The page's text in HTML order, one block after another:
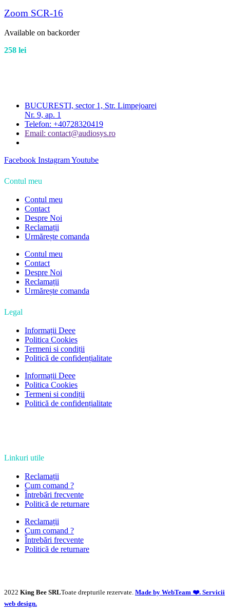
Zoom SCR-16
Available on backorder
258 lei
BUCURESTI, sector 1, Str. Limpejoarei
Nr. 9, ap. 1
Telefon: +40728320419
Email: contact@audiosys.ro
Facebook InstagramYoutube
Contul meu
Contul meu
Contact
Despre Noi
Reclamații
Urmărește comanda
Contul meu
Contact
Despre Noi
Reclamații
Urmărește comanda
Legal
Informații Deee
Politica Cookies
Termeni si condiții
Politică de confidențialitate
Informații Deee
Politica Cookies
Termeni si condiții
Politică de confidențialitate
Linkuri utile
Reclamații
Cum comand ?
Întrebări frecvente
Politică de returnare
Reclamații
Cum comand ?
Întrebări frecvente
Politică de returnare
2022 King Bee SRLToate drepturile rezervate. Made by WebTeam ❤️. Servicii
web design.